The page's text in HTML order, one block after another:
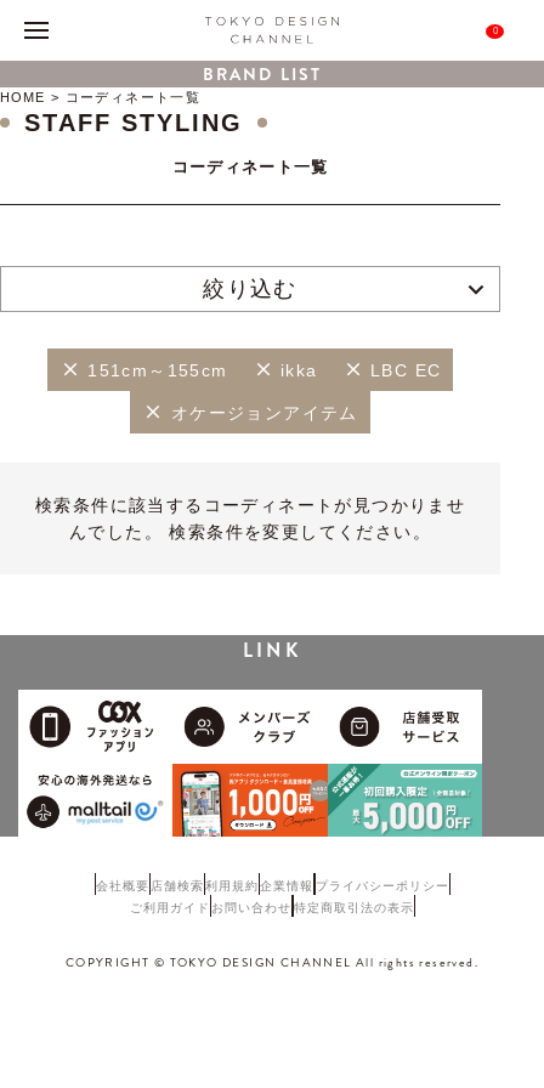
0
BRAND LIST
HOME コーディネート一覧
STAFF STYLING
コーディネート一覧
絞り込む
151cm～155cm ikka LBC EC
オケージョンアイテム
検索条件に該当するコーディネートが見つかりませ
んでした。 検索条件を変更してください。
LINK
会社概要 店舗検索利用規約企業情報 プライバシーポリシー
ご利用ガイド お問い合わせ 特定商取引法の表示
COPYRIGHT © TOKYO DESIGN CHANNEL All rights reserved.